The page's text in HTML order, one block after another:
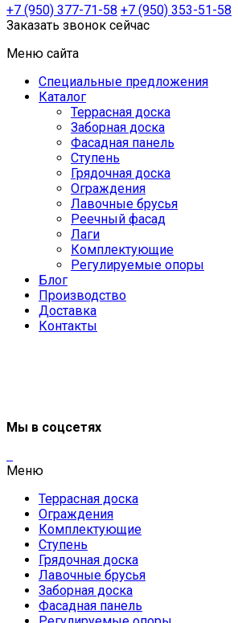
+7 (950) 377-71-58 +7 (950) 353-51-58
Заказать звонок сейчас
Меню сайта
Специальные предложения
Каталог
Террасная доска
Заборная доска
Фасадная панель
Ступень
Грядочная доска
Ограждения
Лавочные брусья
Реечный фасад
Лаги
Комплектующие
Регулируемые опоры
Блог
Производство
Доставка
Контакты
Мы в соцсетях
Меню
Террасная доска
Ограждения
Комплектующие
Ступень
Грядочная доска
Лавочные брусья
Заборная доска
Фасадная панель